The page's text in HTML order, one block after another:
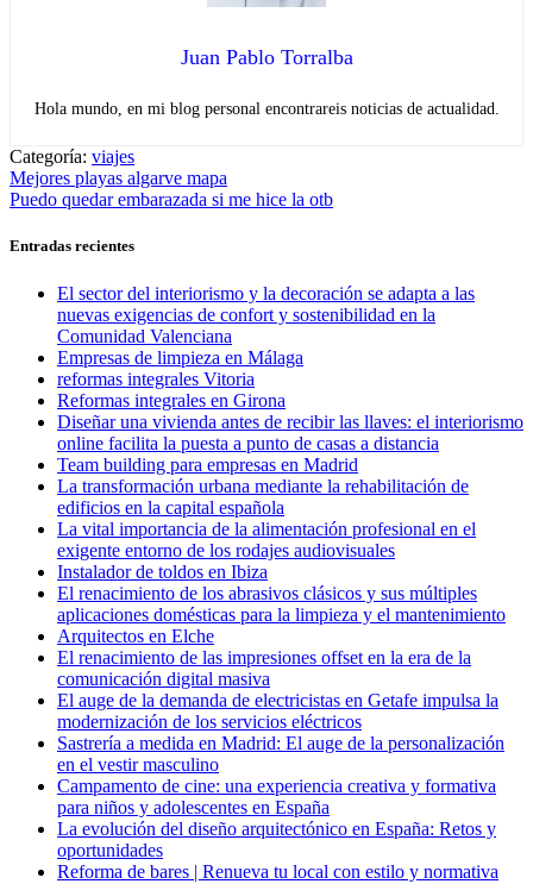
Juan Pablo Torralba
Hola mundo, en mi blog personal encontrareis noticias de actualidad.
Categoría: viajes
Navegación
de
entradas
Entrada
anterior:
Mejores playas algarve mapa
Entrada
Puedo quedar embarazada si me hice la otb
Entradas recientes
El sector del interiorismo y la decoración se adapta a las
nuevas exigencias de confort y sostenibilidad en la
Comunidad Valenciana
Empresas de limpieza en Málaga
reformas integrales Vitoria
Reformas integrales en Girona
Diseñar una vivienda antes de recibir las llaves: el interiorismo
online facilita la puesta a punto de casas a distancia
Team building para empresas en Madrid
La transformación urbana mediante la rehabilitación de
edificios en la capital española
La vital importancia de la alimentación profesional en el
exigente entorno de los rodajes audiovisuales
Instalador de toldos en Ibiza
El renacimiento de los abrasivos clásicos y sus múltiples
aplicaciones domésticas para la limpieza y el mantenimiento
Arquitectos en Elche
El renacimiento de las impresiones offset en la era de la
comunicación digital masiva
El auge de la demanda de electricistas en Getafe impulsa la
modernización de los servicios eléctricos
Sastrería a medida en Madrid: El auge de la personalización
en el vestir masculino
Campamento de cine: una experiencia creativa y formativa
para niños y adolescentes en España
La evolución del diseño arquitectónico en España: Retos y
oportunidades
Reforma de bares | Renueva tu local con estilo y normativa